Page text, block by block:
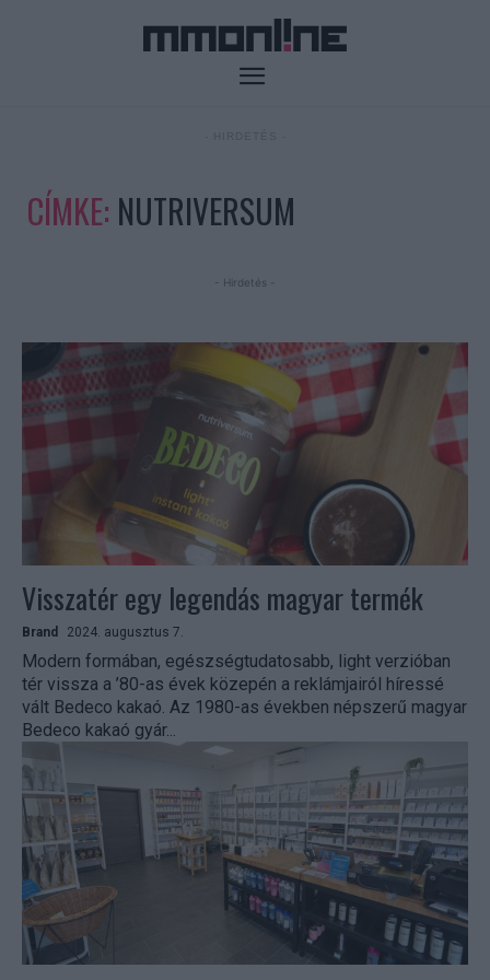
CÍMKE: NUTRIVERSUM
- Hirdetés -
Visszatér egy legendás magyar termék
Brand 2024. augusztus 7.
Modern formában, egészségtudatosabb, light verzióban
tér vissza a ’80-as évek közepén a reklámjairól híressé
vált Bedeco kakaó. Az 1980-as években népszerű magyar
Bedeco kakaó gyár...